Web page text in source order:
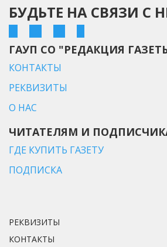
БУДЬТЕ НА СВЯЗИ С
ГАУП СО "РЕДАКЦИЯ
КОНТАКТЫ
РЕКВИЗИТЫ
О НАС
ЧИТАТЕЛЯМ И
ГДЕ КУПИТЬ ГАЗЕТУ
ПОДПИСКА
РЕКВИЗИТЫ
КОНТАКТЫ